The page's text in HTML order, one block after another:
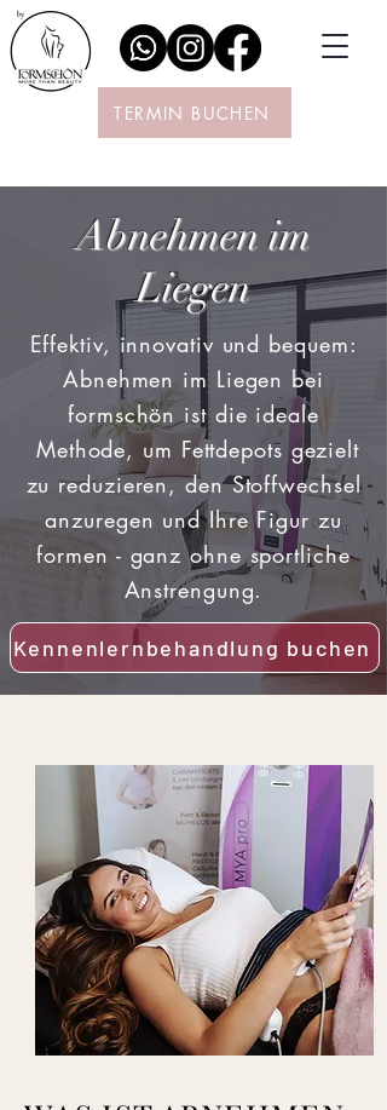
TERMIN BUCHEN
Abnehmen im
Liegen
Effektiv, innovativ und bequem:
Abnehmen im Liegen bei
formschön ist die ideale
Methode, um Fettdepots gezielt
zu reduzieren, den Stoffwechsel
anzuregen und Ihre Figur zu
formen - ganz ohne sportliche
Anstrengung.
Kennenlernbehandlung buchen